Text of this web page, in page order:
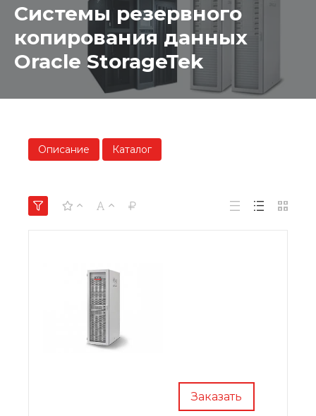
Системы резервного
копирования данных
Oracle StorageTek
Описание Каталог
Заказать